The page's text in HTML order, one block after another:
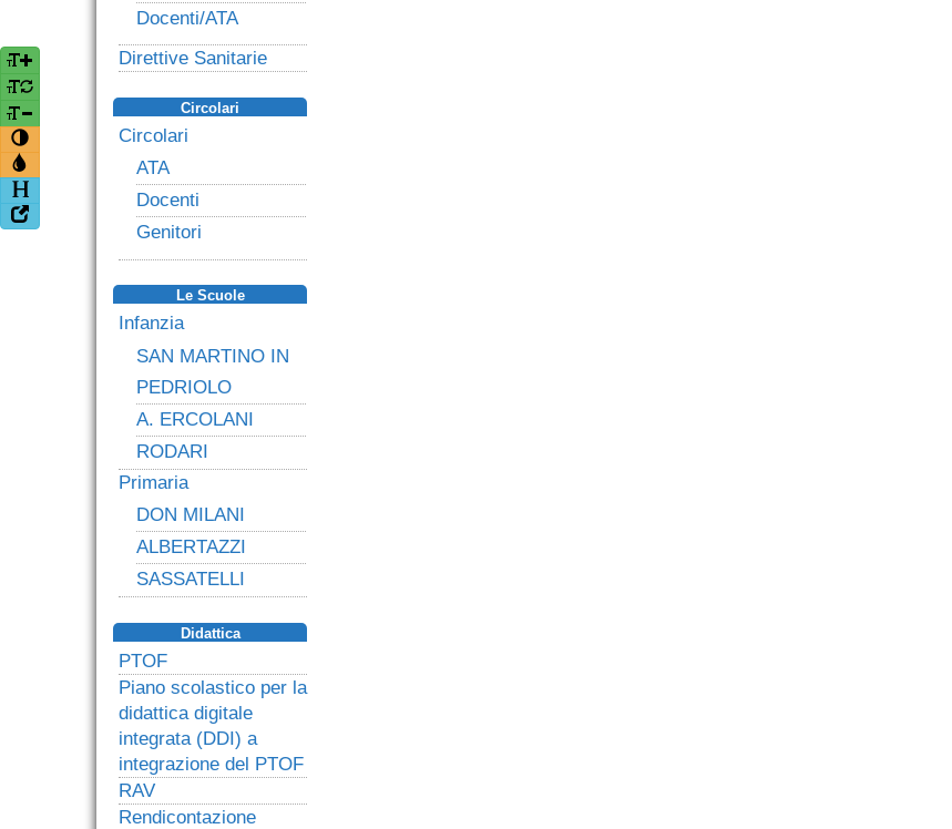
Docenti/ATA
Direttive Sanitarie
Circolari
Circolari
ATA
Docenti
Genitori
Le Scuole
Infanzia
SAN MARTINO IN
PEDRIOLO
A. ERCOLANI
RODARI
Primaria
DON MILANI
ALBERTAZZI
SASSATELLI
Didattica
PTOF
Piano scolastico per la
didattica digitale
integrata (DDI) a
integrazione del PTOF
RAV
Rendicontazione